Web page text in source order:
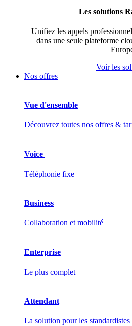
Les solutions
Unifiez les appels
dans une seule plateforme
Voir les
Nos offres
Vue d'ensemble
Découvrez toutes nos offres &
Voice
Téléphonie fixe
Business
Collaboration et mobilité
Enterprise
Le plus complet
Attendant
La solution pour les standardistes